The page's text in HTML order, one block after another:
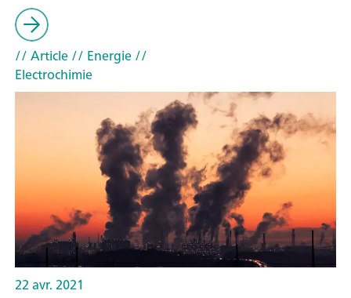
// Article// Energie//
Electrochimie
22 avr. 2021